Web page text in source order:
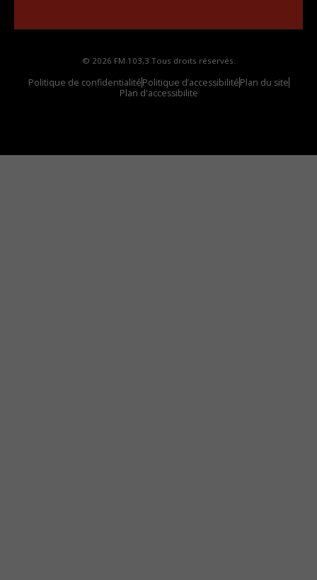
© 2026 FM 103,3 Tous droits réservés.
Politique de confidentialitéPolitique d’accessibilitéPlan du site
Plan d'accessibilite